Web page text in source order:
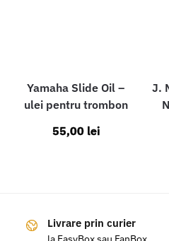
Yamaha Slide Oil –
ulei pentru trombon
55,00 lei
J.
Livrare prin curier